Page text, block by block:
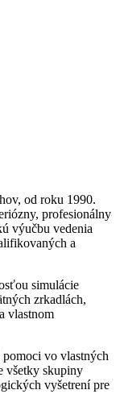
od roku 1990.
profesionálny
výučbu vedenia
a
simulácie
zrkadlách,
vlastnom
vo vlastných
všetky skupiny
vyšetrení pre